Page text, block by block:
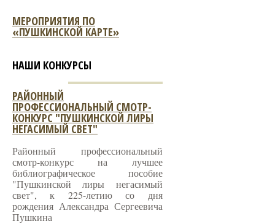
МЕРОПРИЯТИЯ ПО
«ПУШКИНСКОЙ КАРТЕ»
НАШИ КОНКУРСЫ
РАЙОННЫЙ
ПРОФЕССИОНАЛЬНЫЙ СМОТР-
КОНКУРС "ПУШКИНСКОЙ ЛИРЫ
НЕГАСИМЫЙ СВЕТ"
Районный профессиональный
смотр-конкурс на лучшее
библиографическое пособие
"Пушкинской лиры негасимый
свет", к 225-летию со дня
рождения Александра Сергеевича
Пушкина